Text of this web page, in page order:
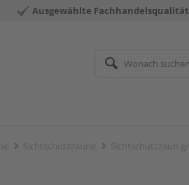
Ausgewählte Fachhandelsqualität